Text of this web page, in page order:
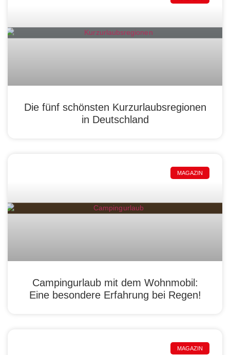
Die fünf schönsten Kurzurlaubsregionen
in Deutschland
MAGAZIN
Campingurlaub mit dem Wohnmobil:
Eine besondere Erfahrung bei Regen!
MAGAZIN